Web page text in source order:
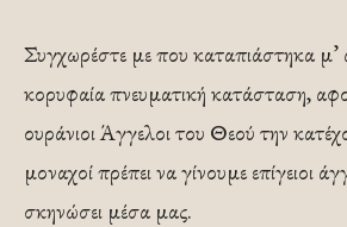
Συγχωρέστε με που καταπιάστηκα μ’
κορυφαία πνευματική κατάσταση,
ουράνιοι Άγγελοι του Θεού την
μοναχοί πρέπει να γίνουμε επίγειοι
σκηνώσει μέσα μας.